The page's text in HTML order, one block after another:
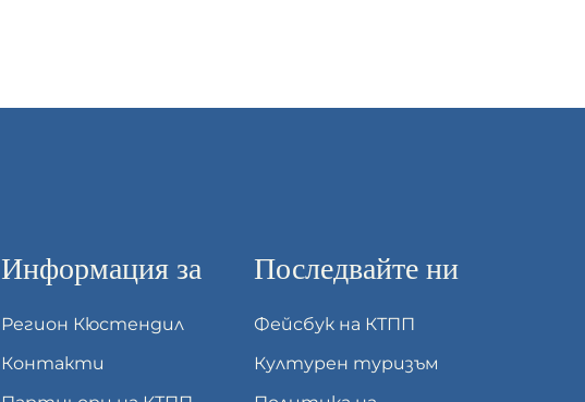
Информация за
Регион Кюстендил
Контакти
Последвайте ни
Фейсбук на КТПП
Културен туризъм